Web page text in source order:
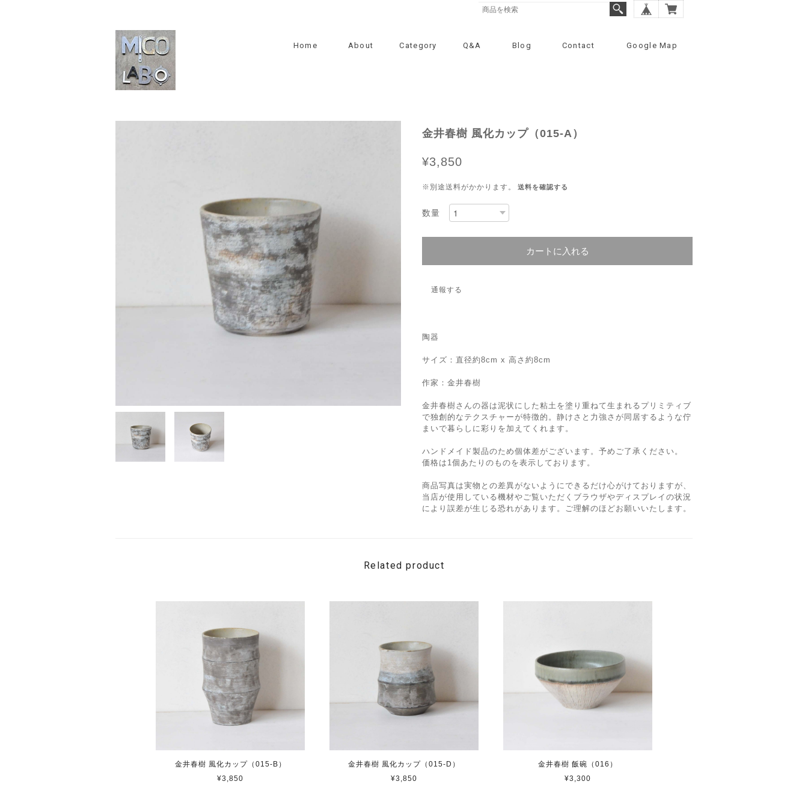
Home About Category Q&A Blog Contact Google Map
金井春樹 風化カップ（015-A）
¥3,850
※別途送料がかかります。 送料を確認する
数量
カートに入れる
通報する
陶器
サイズ：直径約8cm x 高さ約8cm
作家：金井春樹
金井春樹さんの器は泥状にした粘土を塗り重ねて生まれるプリミティブ
で独創的なテクスチャーが特徴的。静けさと力強さが同居するような佇
まいで暮らしに彩りを加えてくれます。
ハンドメイド製品のため個体差がございます。予めご了承ください。
価格は1個あたりのものを表示しております。
商品写真は実物との差異がないようにできるだけ心がけておりますが、
当店が使用している機材やご覧いただくブラウザやディスプレイの状況
により誤差が生じる恐れがあります。ご理解のほどお願いいたします。
Related product
金井春樹 風化カップ（015-B）
¥3,850
金井春樹 風化カップ（015-D）
¥3,850
金井春樹 飯碗（016）
¥3,300